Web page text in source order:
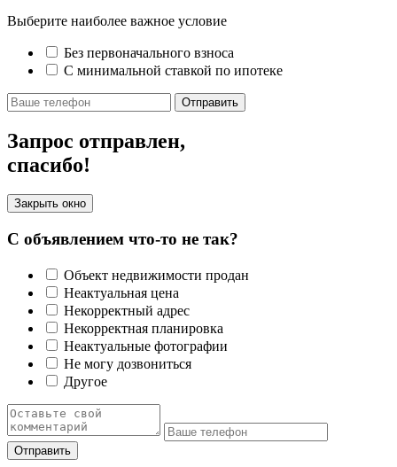
Выберите наиболее важное условие
Без первоначального взноса
С минимальной ставкой по ипотеке
Отправить
Запрос отправлен,
спасибо!
Закрыть окно
С объявлением что-то не так?
Объект недвижимости продан
Неактуальная цена
Некорректный адрес
Некорректная планировка
Неактуальные фотографии
Не могу дозвониться
Другое
Отправить